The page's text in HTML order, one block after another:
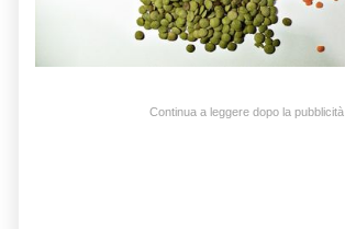
Continua a leggere dopo la pubblicità